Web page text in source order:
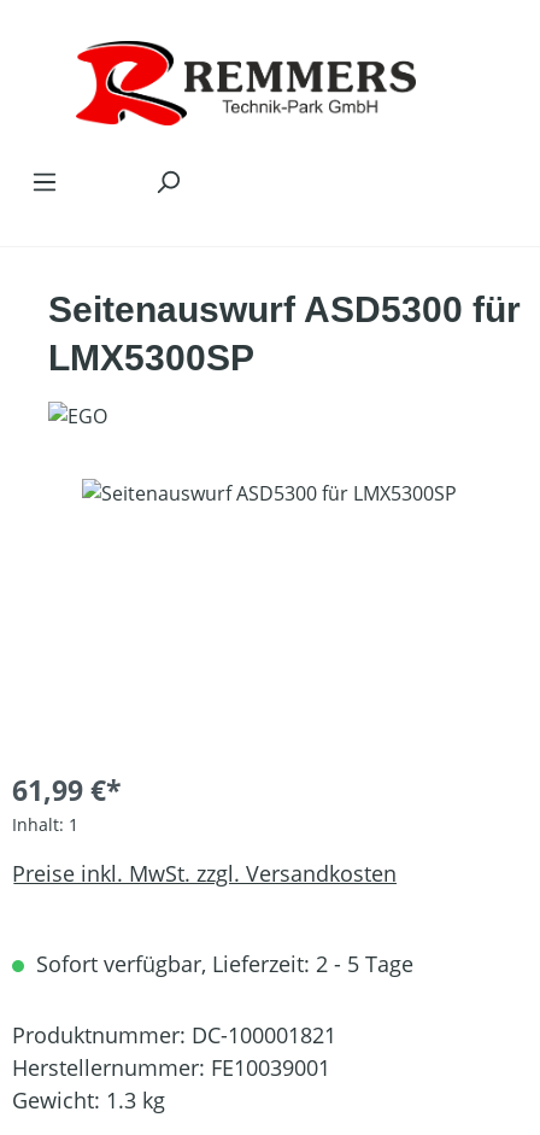
Seitenauswurf ASD5300 für
LMX5300SP
Bildergalerie überspringen
61,99 €*
Inhalt: 1
Preise inkl. MwSt. zzgl. Versandkosten
Sofort verfügbar, Lieferzeit: 2 - 5 Tage
Produktnummer: DC-100001821
Herstellernummer: FE10039001
Gewicht: 1.3 kg